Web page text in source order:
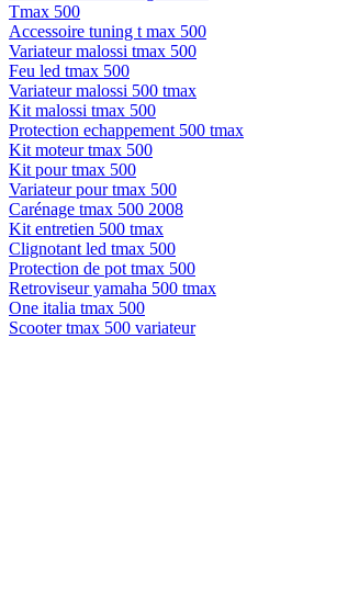
Tmax 500
Accessoire tuning t max 500
Variateur malossi tmax 500
Feu led tmax 500
Variateur malossi 500 tmax
Kit malossi tmax 500
Protection echappement 500 tmax
Kit moteur tmax 500
Kit pour tmax 500
Variateur pour tmax 500
Carénage tmax 500 2008
Kit entretien 500 tmax
Clignotant led tmax 500
Protection de pot tmax 500
Retroviseur yamaha 500 tmax
One italia tmax 500
Scooter tmax 500 variateur